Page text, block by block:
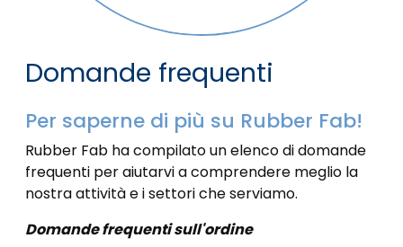
Domande frequenti
Per saperne di più su Rubber Fab!
Rubber Fab ha compilato un elenco di domande
frequenti per aiutarvi a comprendere meglio la
nostra attività e i settori che serviamo.
Domande frequenti sull'ordine